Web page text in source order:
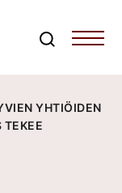
YHTIÖIDEN
TEKEE